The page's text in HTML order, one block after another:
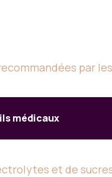
par
médicaux
et de